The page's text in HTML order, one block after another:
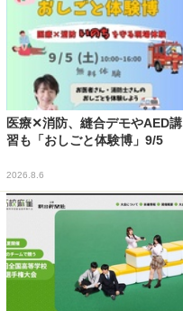
医療✕消防、縫合デモやAED講
習も「おしごと体験博」9/5
2026.8.6